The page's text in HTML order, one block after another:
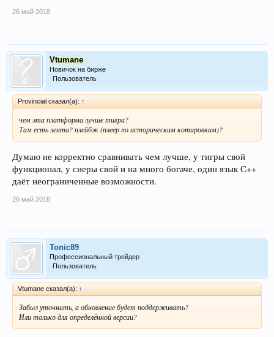
26 май 2018
Vtumane
Новичок на бирже
Пользователь
Provincial сказал(а): ↑
чем эта платформа лучше тигра?
Там есть лента? плейбэк (плеер по историческим котировкам)?
Думаю не корректно сравнивать чем лучше, у тигры свой
функционал, у сиеры свой и на много богаче, один язык С++
даёт неограниченные возможности.
26 май 2018
Tonic89
Профессиональный трейдер
Пользователь
Vtumane сказал(а): ↑
Забыл уточнить, а обновление будет поддерживать?
Или только для определённой версии?